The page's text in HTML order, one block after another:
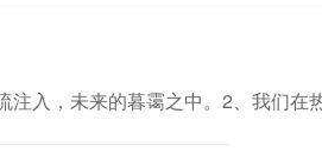
入，未来的暮霭之中。2、我们在